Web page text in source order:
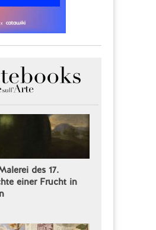
des 17.
einer Frucht in